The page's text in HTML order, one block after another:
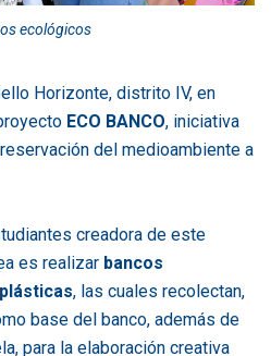
ecológicos
Horizonte, distrito IV, en
ECO BANCO, iniciativa
del medioambiente a
creadora de este
es realizar bancos
, las cuales recolectan,
base del banco, además de
para la elaboración creativa